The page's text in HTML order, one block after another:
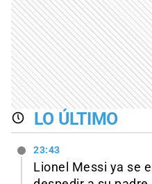
LO ÚLTIMO
23:43
Lionel Messi ya se